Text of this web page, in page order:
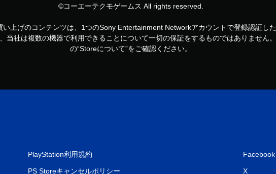
©コーエーテクモゲームス All rights reserved.
上げのコンテンツは、1つのSony Entertainment Networkアカウントで登録認証し
当社は複数の機器で利用できることについて一切の保証をするものではありません
の“Storeについて”をご確認ください。
PlayStation利用規約
PS Storeキャンセルポリシー
Facebook
X